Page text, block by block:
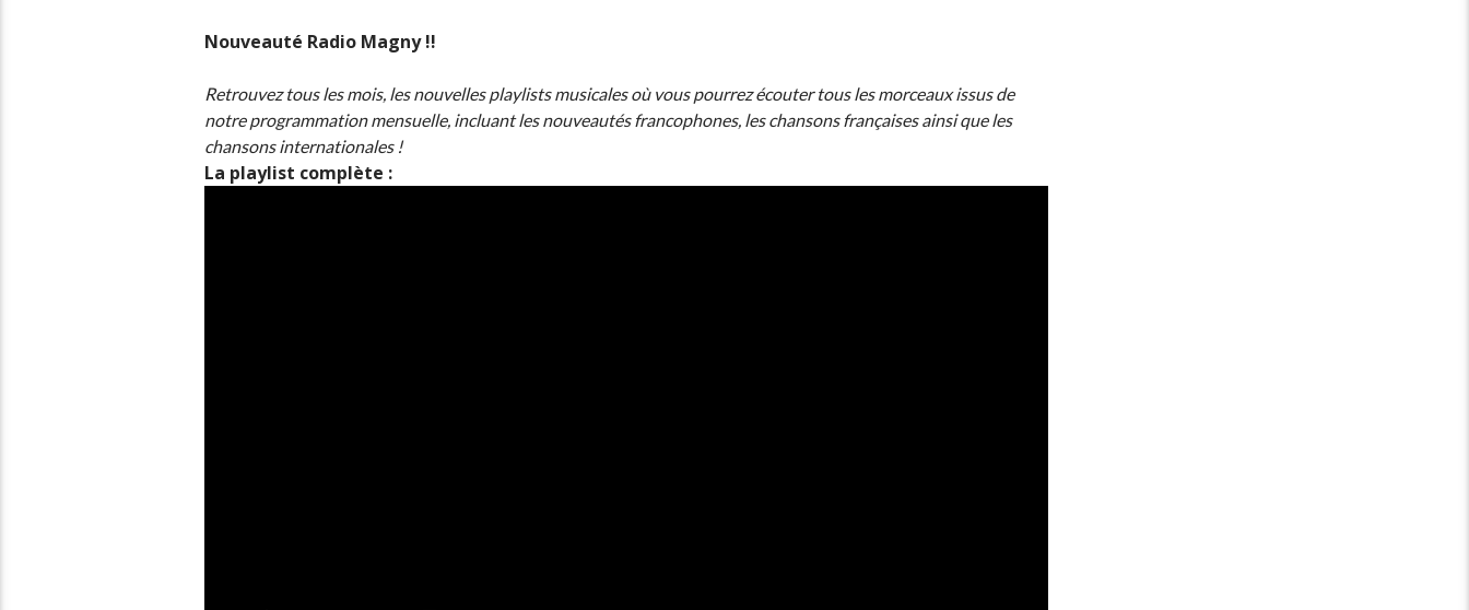
Nouveauté Radio Magny !!
Retrouvez tous les mois, les nouvelles playlists musicales où vous pourrez écouter tous les morceaux issus de
notre programmation mensuelle, incluant les nouveautés francophones, les chansons françaises ainsi que les
chansons internationales !
La playlist complète :